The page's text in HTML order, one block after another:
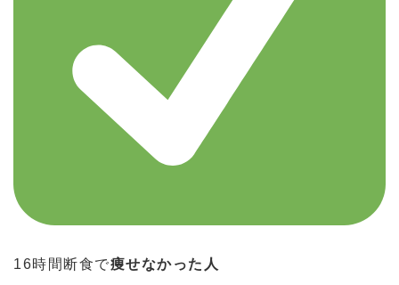
16時間断食で痩せなかった人